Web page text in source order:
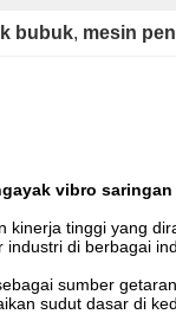
bubuk, mesin
vibro saringan
tinggi yang
di berbagai
sumber
sudut dasar di